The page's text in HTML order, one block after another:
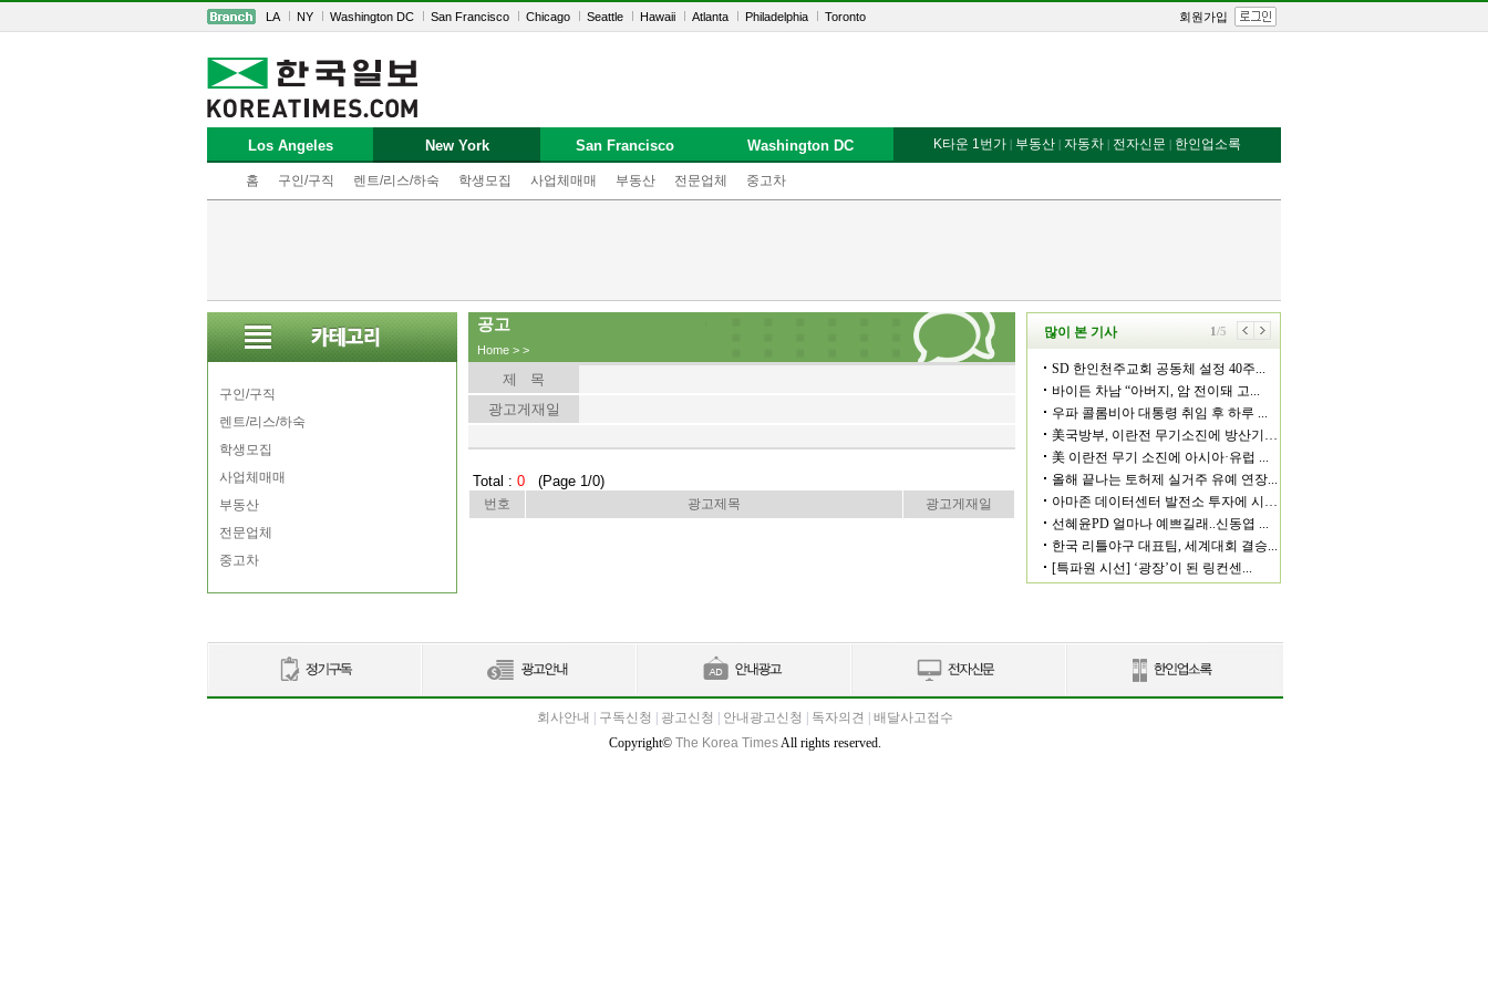
LA NY Washington DC San Francisco Chicago Seattle Hawaii Atlanta Philadelphia Toronto 회원가입
Los Angeles New York
홈 구인/구직 렌트/리스/하숙 학생모집 사업체매매 부동산 전문업체 중고차
San Francisco Washington DC K타운 1번가 | 부동산 | 자동차 | 전자신문 | 한인업소록
구인/구직
렌트/리스/하숙
학생모집
사업체매매
부동산
전문업체
중고차
공고
Home > >
제 목
광고게재일
Total : 0 (Page 1/0)
번호 광고제목 광고게재일
회사안내 구독신청 광고신청 안내광고신청 독자의견
배달사고접수
Copyright© The Korea TimesAll rights reserved.